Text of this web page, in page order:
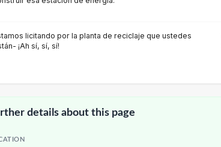
licitando por la planta de reciclaje que ustedes
¡Ah sí, sí, sí!
details about this page